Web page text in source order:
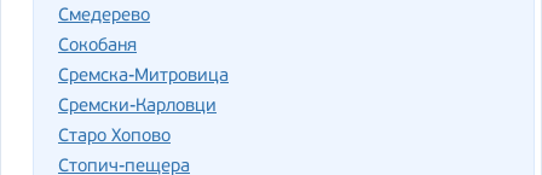
Смедерево
Сокобаня
Сремска-Митровица
Сремски-Карловци
Старо Хопово
Стопич-пещера